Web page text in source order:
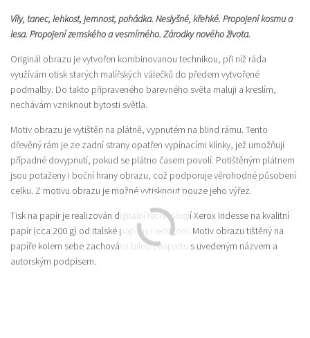
Víly, tanec, lehkost, jemnost, pohádka. Neslyšné, křehké. Propojení kosmu a
lesa. Propojení zemského a vesmírného. Zárodky nového života.
Originál obrazu je vytvořen kombinovanou technikou, při níž ráda
využívám otisk starých malířských válečků do předem vytvořené
podmalby. Do takto připraveného barevného světa maluji a kreslím,
nechávám vzniknout bytosti světla.
Motiv obrazu je vytištěn na plátně, vypnutém na blind rámu. Tento
dřevěný rám je ze zadní strany opatřen vypínacími klínky, jež umožňují
případné dovypnutí, pokud se plátno časem povolí. Potištěným plátnem
jsou potaženy i boční hrany obrazu, což podporuje věrohodné působení
celku. Z motivu obrazu je možné vytisknout pouze jeho výřez.
Tisk na papír je realizován digitální technologií Xerox Iridesse na kvalitní
papír (cca 200 g) od italské papírny Fedrigoni. Motiv obrazu tištěný na
papíře kolem sebe zachovává bílou paspartu s uvedeným názvem a
autorským podpisem.